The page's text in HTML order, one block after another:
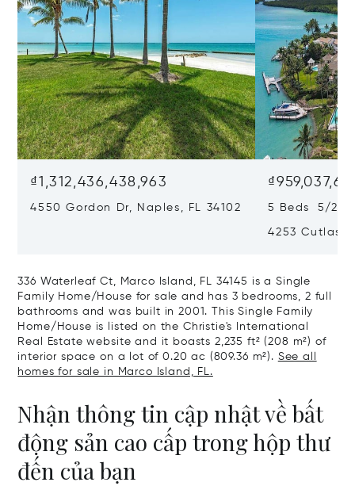
₫1,312,436,438,963
4550 Gordon Dr, Naples, FL 34102 5 Beds 5/2
4253 Cutlass
336 Waterleaf Ct, Marco Island, FL 34145 is a Single
Family Home/House for sale and has 3 bedrooms, 2 full
bathrooms and was built in 2001. This Single Family
Home/House is listed on the Christie's International
Real Estate website and it boasts 2,235 ft² (208 m²) of
interior space on a lot of 0.20 ac (809.36 m²). See all
homes for sale in Marco Island, FL.
Nhận thông tin cập nhật về bất
động sản cao cấp trong hộp thư
đến của bạn